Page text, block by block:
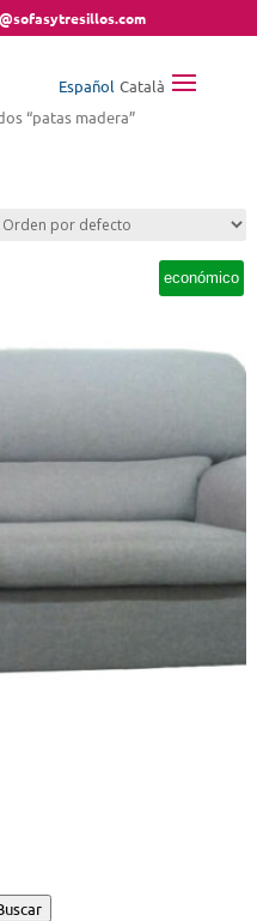
Español Català
“patas madera”
económico